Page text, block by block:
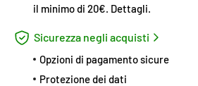
il minimo di 20€. Dettagli.
Sicurezza negli acquisti
Opzioni di pagamento sicure
Protezione dei dati